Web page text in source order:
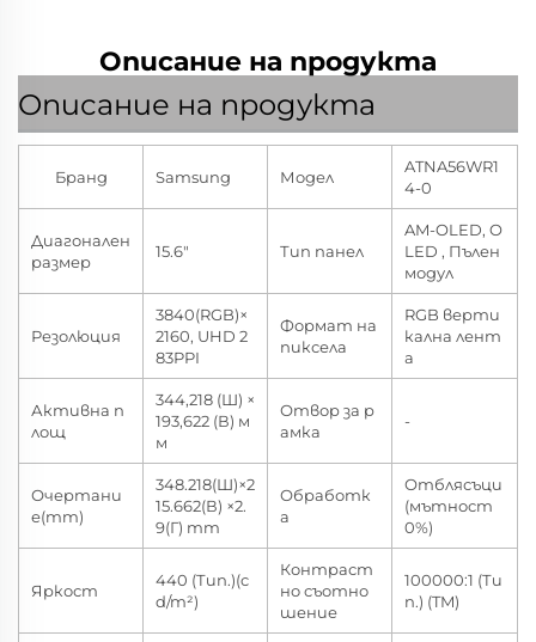
Описание на продукта
Описание на продукта
Бранд Samsung Модел
ATNA56WR1
4-0
Диагонален
размер
15.6" Тип панел
AM-OLED, O
LED , Пълен
модул
Резолюция
3840(RGB)×
2160, UHD 2
83PPI
Формат на
пиксела
RGB верти
кална лент
а
Активна п
лощ
344,218 (Ш) ×
193,622 (В) м
м
Отвор за р
амка
-
Очертани
е(mm)
348.218(Ш)×2
15.662(В) ×2.
9(Г) mm
Обработк
а
Отблясъци
(мътност
0%)
Яркост
440 (Тип.)(c
d/m²)
Контраст
но съотно
шение
100000:1 (Ти
п.) (TM)